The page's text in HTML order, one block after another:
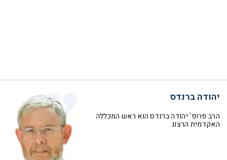
יהודה ברנדס
הרב פרופ' יהודה ברנדס הוא ראש המכללה
האקדמית הרצוג